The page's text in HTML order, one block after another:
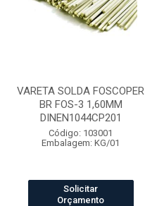
VARETA SOLDA FOSCOPER
BR FOS-3 1,60MM
DINEN1044CP201
Código: 103001
Embalagem: KG/01
Solicitar
Orçamento